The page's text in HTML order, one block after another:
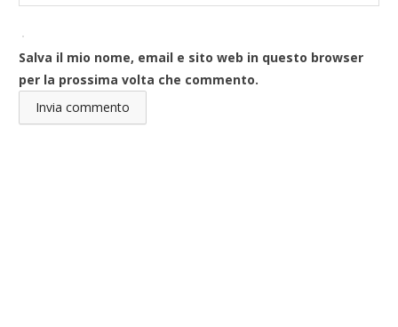
Salva il mio nome, email e sito web in questo browser
per la prossima volta che commento.